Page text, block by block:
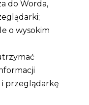
do Worda,
o wysokim
przeglądarkę